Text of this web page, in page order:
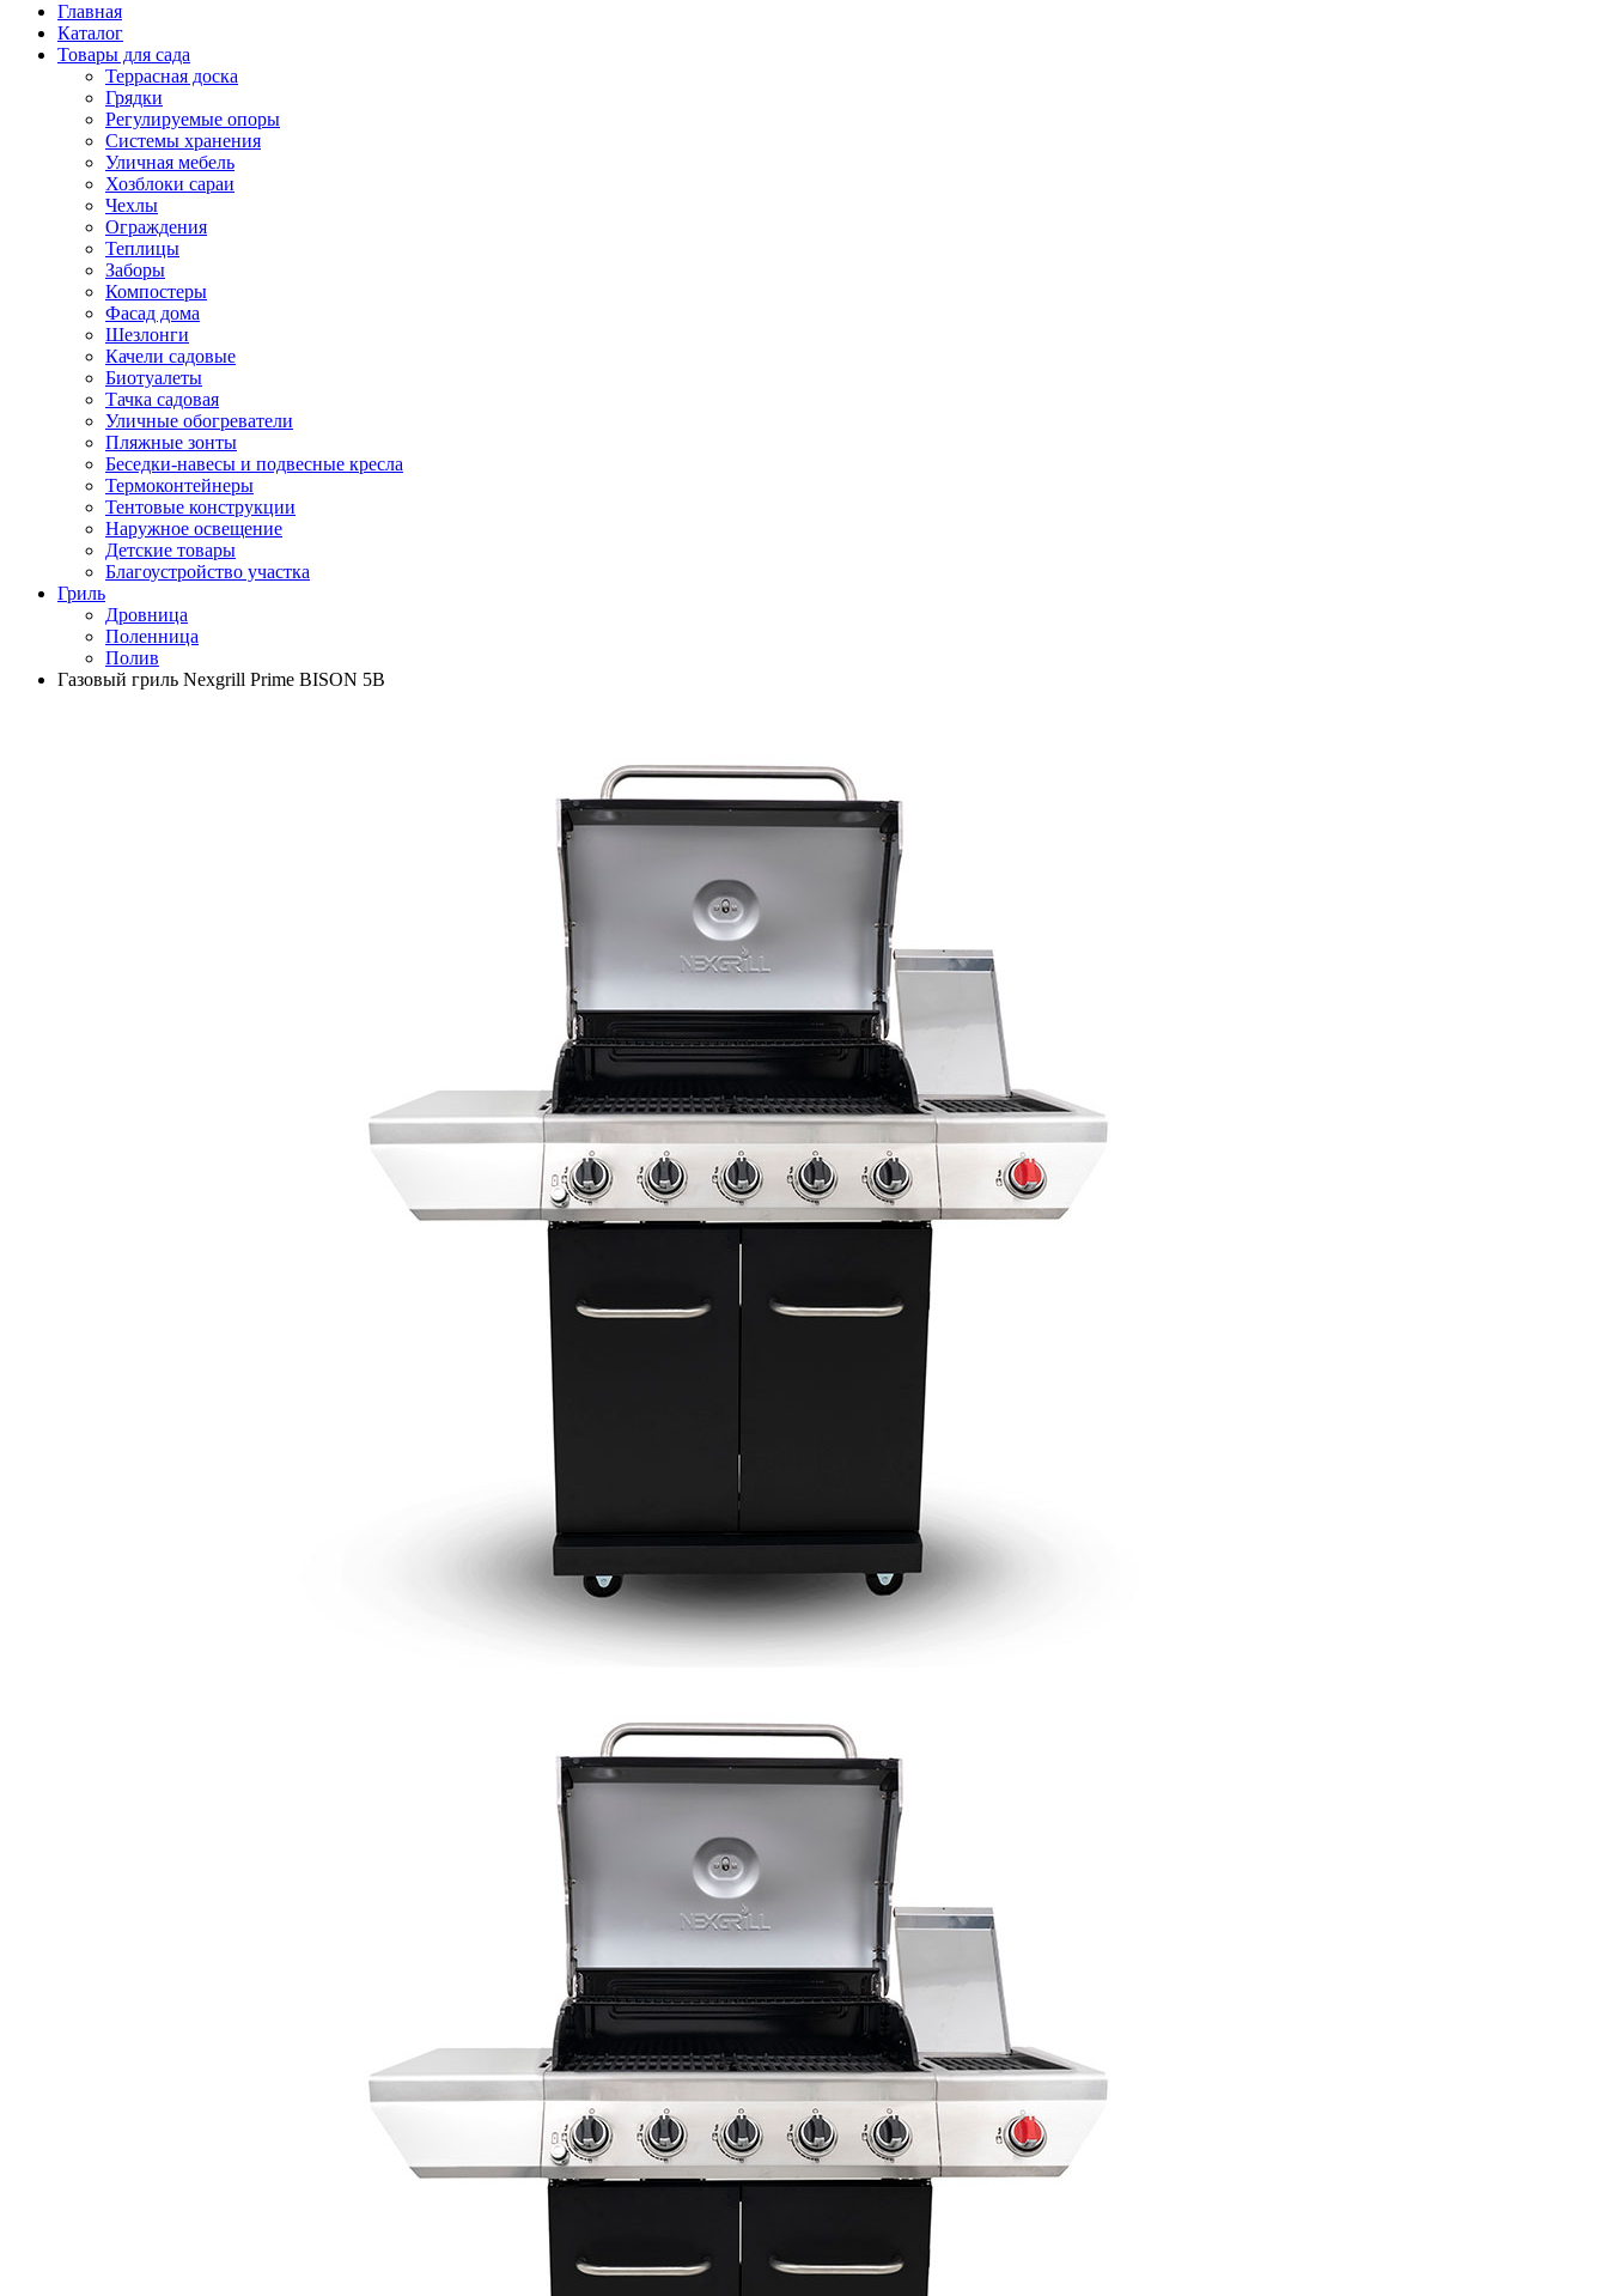
Главная
Каталог
Товары для сада
Террасная доска
Грядки
Регулируемые опоры
Системы хранения
Уличная мебель
Хозблоки сараи
Чехлы
Ограждения
Теплицы
Заборы
Компостеры
Фасад дома
Шезлонги
Качели садовые
Биотуалеты
Тачка садовая
Уличные обогреватели
Пляжные зонты
Беседки-навесы и подвесные кресла
Термоконтейнеры
Тентовые конструкции
Наружное освещение
Детские товары
Благоустройство участка
Гриль
Дровница
Поленница
Полив
Газовый гриль Nexgrill Prime BISON 5B